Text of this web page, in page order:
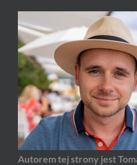
Autorem tej strony jest